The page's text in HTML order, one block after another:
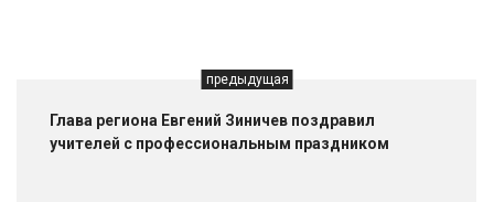
предыдущая
Глава региона Евгений Зиничев поздравил
учителей с профессиональным праздником